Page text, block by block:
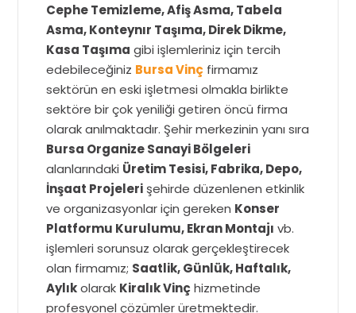
Cephe Temizleme, Afiş Asma, Tabela
Asma, Konteynır Taşıma, Direk Dikme,
Kasa Taşıma gibi işlemleriniz için tercih
edebileceğiniz Bursa Vinç firmamız
sektörün en eski işletmesi olmakla birlikte
sektöre bir çok yeniliği getiren öncü firma
olarak anılmaktadır. Şehir merkezinin yanı sıra
Bursa Organize Sanayi Bölgeleri
alanlarındaki Üretim Tesisi, Fabrika, Depo,
İnşaat Projeleri şehirde düzenlenen etkinlik
ve organizasyonlar için gereken Konser
Platformu Kurulumu, Ekran Montajı vb.
işlemleri sorunsuz olarak gerçekleştirecek
olan firmamız; Saatlik, Günlük, Haftalık,
Aylıkolarak Kiralık Vinçhizmetinde
profesyonel çözümler üretmektedir.